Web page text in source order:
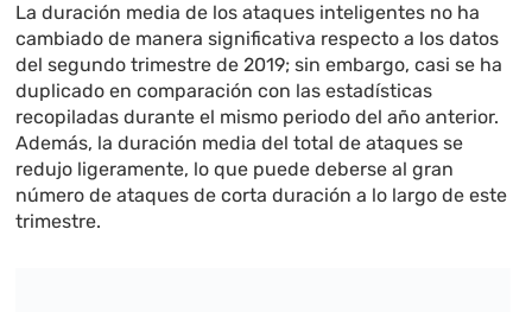
La duración media de los ataques inteligentes no ha
cambiado de manera significativa respecto a los datos
del segundo trimestre de 2019; sin embargo, casi se ha
duplicado en comparación con las estadísticas
recopiladas durante el mismo periodo del año anterior.
Además, la duración media del total de ataques se
redujo ligeramente, lo que puede deberse al gran
número de ataques de corta duración a lo largo de este
trimestre.